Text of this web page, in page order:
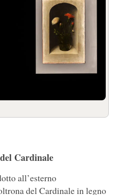
Cardinale
all’esterno
del Cardinale in legno